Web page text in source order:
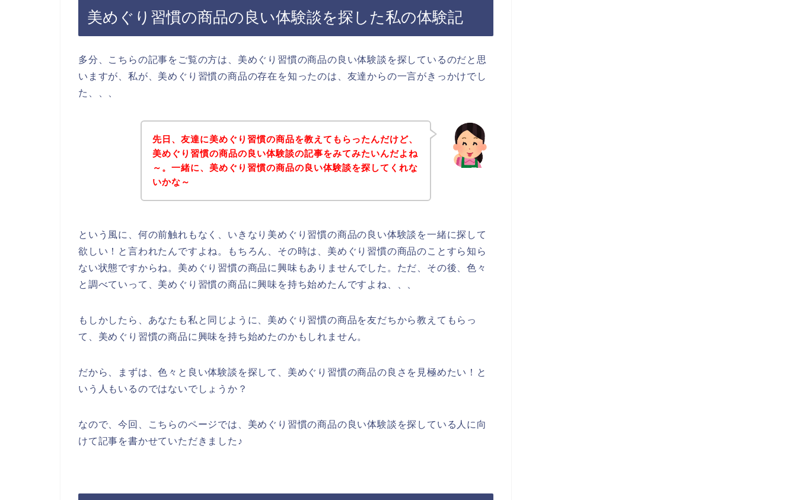
美めぐり習慣の商品の良い体験談を探した私の体験記
多分、こちらの記事をご覧の方は、美めぐり習慣の商品の良い体験談を探しているのだと思
いますが、私が、美めぐり習慣の商品の存在を知ったのは、友達からの一言がきっかけでし
た、、、
先日、友達に美めぐり習慣の商品を教えてもらったんだけど、
美めぐり習慣の商品の良い体験談の記事をみてみたいんだよね
～。一緒に、美めぐり習慣の商品の良い体験談を探してくれな
いかな～
という風に、何の前触れもなく、いきなり美めぐり習慣の商品の良い体験談を一緒に探して
欲しい！と言われたんですよね。もちろん、その時は、美めぐり習慣の商品のことすら知ら
ない状態ですからね。美めぐり習慣の商品に興味もありませんでした。ただ、その後、色々
と調べていって、美めぐり習慣の商品に興味を持ち始めたんですよね、、、
もしかしたら、あなたも私と同じように、美めぐり習慣の商品を友だちから教えてもらっ
て、美めぐり習慣の商品に興味を持ち始めたのかもしれません。
だから、まずは、色々と良い体験談を探して、美めぐり習慣の商品の良さを見極めたい！と
いう人もいるのではないでしょうか？
なので、今回、こちらのページでは、美めぐり習慣の商品の良い体験談を探している人に向
けて記事を書かせていただきました♪